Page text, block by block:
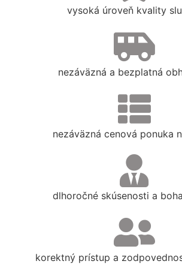
vysoká úroveň kvality
nezáväzná a bezplatná
nezáväzná cenová ponuka
dlhoročné skúsenosti a
korektný prístup a